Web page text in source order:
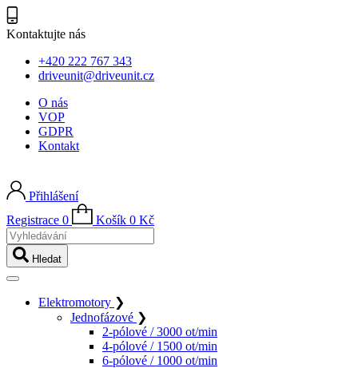
Kontaktujte nás
+420 222 767 343
driveunit@driveunit.cz
O nás
VOP
GDPR
Kontakt
Přihlášení
Registrace 0 Košík 0 Kč
Vyhledávání
Hledat
Elektromotory ❯
Jednofázové ❯
2-pólové / 3000 ot/min
4-pólové / 1500 ot/min
6-pólové / 1000 ot/min